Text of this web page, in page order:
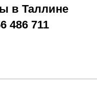
в Таллине
486 711